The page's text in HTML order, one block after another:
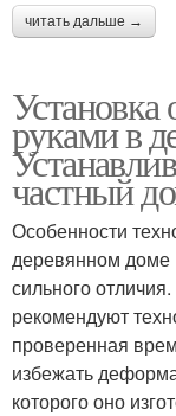
читать дальше →
руками в
частный
Особенности
деревянном доме
сильного
рекомендуют
проверенная
избежать
которого оно